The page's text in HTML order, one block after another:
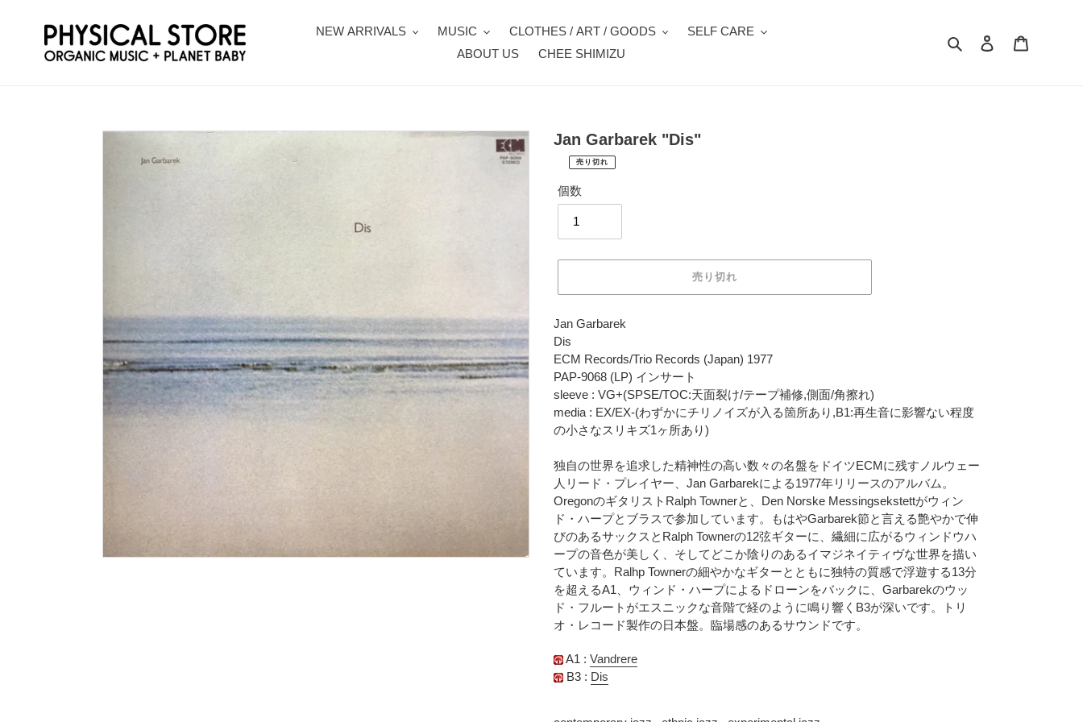
NEW ARRIVALS MUSIC CLOTHES / ART / GOODS
SELF CARE
ABOUT US
CHEE SHIMIZU
検索 ログイン
Jan Garbarek "Dis"
常
格
¥1,860
売り切れ
税
込
手
続
き
計
算
さ
ま
す
コ
ン
デ
ィ
シ
ョ
ン
表
に
つ
個数
売り切れ
カ
ー
ト
に
商
品
を
加
す
る
Jan Garbarek
Dis
ECM Records/Trio Records (Japan) 1977
PAP-9068 (LP) インサート
sleeve : VG+(SPSE/TOC:天面裂け/テープ補修,側面/角擦れ)
media : EX/EX-(わずかにチリノイズが入る箇所あり,B1:再生音に影響ない程度
の小さなスリキズ1ヶ所あり)
独自の世界を追求した精神性の高い数々の名盤をドイツECMに残すノルウェー
人リード・プレイヤー、Jan Garbarekによる1977年リリースのアルバム。
OregonのギタリストRalph Townerと、Den Norske Messingsekstettがウィン
ド・ハープとブラスで参加しています。もはやGarbarek節と言える艶やかで伸
びのあるサックスとRalph Townerの12弦ギターに、繊細に広がるウィンドウハ
ープの音色が美しく、そしてどこか陰りのあるイマジネイティヴな世界を描い
ています。Ralhp Townerの細やかなギターとともに独特の質感で浮遊する13分
を超えるA1、ウィンド・ハープによるドローンをバックに、Garbarekのウッ
ド・フルートがエスニックな音階で経のように鳴り響くB3が深いです。トリ
オ・レコード製作の日本盤。臨場感のあるサウンドです。
A1 : Vandrere
B3 : Dis